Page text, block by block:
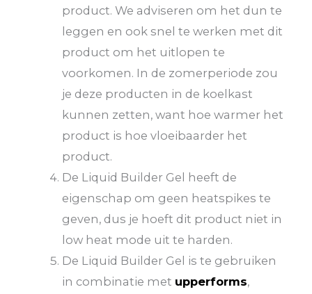
product. We adviseren om het dun te
leggen en ook snel te werken met dit
product om het uitlopen te
voorkomen. In de zomerperiode zou
je deze producten in de koelkast
kunnen zetten, want hoe warmer het
product is hoe vloeibaarder het
product.
De Liquid Builder Gel heeft de
eigenschap om geen heatspikes te
geven, dus je hoeft dit product niet in
low heat mode uit te harden.
De Liquid Builder Gel is te gebruiken
in combinatie met upperforms,